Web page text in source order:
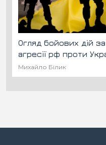
Огляд бойових дій
агресії рф проти
Михайло Білик